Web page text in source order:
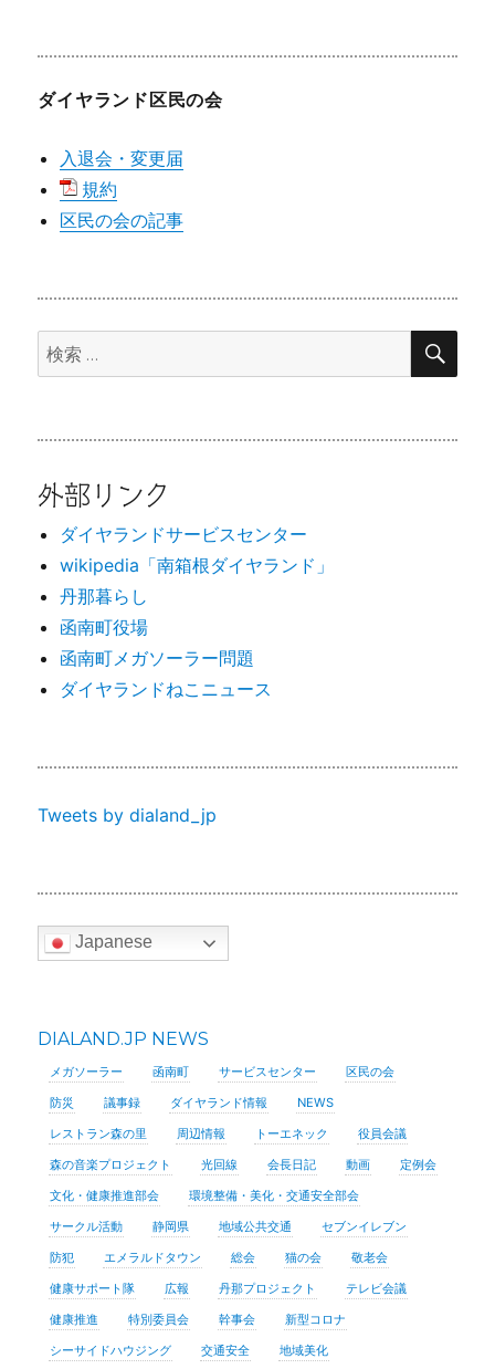
ダイヤランド区民の会
入退会・変更届
規約
区民の会の記事
検
索:
検
外部リンク
ダイヤランドサービスセンター
wikipedia「南箱根ダイヤランド」
丹那暮らし
函南町役場
函南町メガソーラー問題
ダイヤランドねこニュース
Tweets by dialand_jp
Japanese
DIALAND.JP NEWS
メガソーラー 函南町 サービスセンター
区民の会
防災
議事録 ダイヤランド情報
NEWS
レストラン森の里
周辺情報 トーエネック
役員会議
森の音楽プロジェクト
光回線 会長日記 動画
定例会
文化・健康推進部会
環境整備・美化・交通安全部会
サークル活動
静岡県 地域公共交通
セブンイレブン
防犯
エメラルドタウン 総会 猫の会
敬老会
健康サポート隊
広報 丹那プロジェクト
テレビ会議
健康推進
特別委員会 幹事会
新型コロナ
シーサイドハウジング
交通安全 地域美化